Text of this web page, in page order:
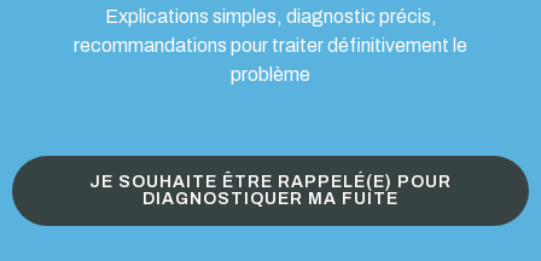
Explications simples, diagnostic précis,
recommandations pour traiter définitivement le
problème
JE SOUHAITE ÊTRE RAPPELÉ(E) POUR
DIAGNOSTIQUER MA FUITE